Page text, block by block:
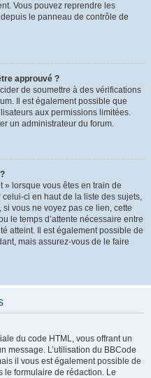
Vous pouvez reprendre les
le panneau de contrôle de
approuvé ?
de soumettre à des vérifications
Il est également possible que
aux permissions limitées.
un administrateur du forum.
» lorsque vous êtes en train de
ci en haut de la liste des sujets,
vous ne voyez pas ce lien, cette
le temps d’attente nécessaire entre
atteint. Il est également possible de
mais assurez-vous de le faire
du code HTML, vous offrant un
message. L’utilisation du BBCode
il vous est également possible de
le formulaire de rédaction. Le